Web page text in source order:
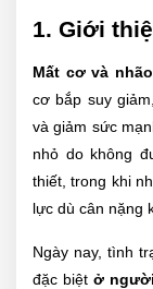
1. Giới
Mất cơ và
cơ bắp suy
và giảm sức
nhỏ do không
thiết, trong khi
lực dù cân nặng
Ngày nay, tình
đặc biệt ở